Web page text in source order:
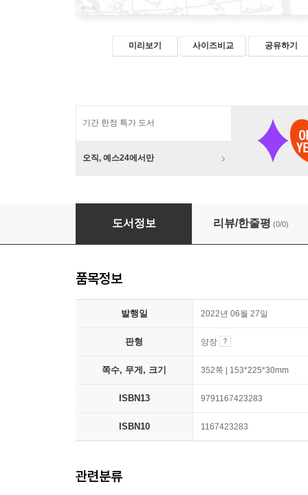
미리보기 사이즈비교 공유하기
기간 한정 특가 도서
오직, 예스24에서만
세계 속의 한류
도서정보 리뷰/한줄평 (0/0)
품목정보
발행일 2022년 06월 27일
판형 양장
쪽수, 무게, 크기 352쪽 | 153*225*30mm
ISBN13 9791167423283
ISBN10 1167423283
관련분류